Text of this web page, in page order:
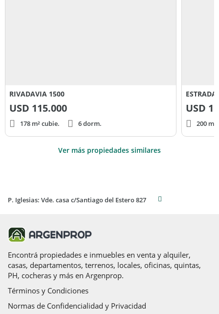
RIVADAVIA 1500
USD 115.000
178 m² cubie. 6 dorm.
USD
200
Ver más propiedades similares
P. Iglesias: Vde. casa c/Santiago del Estero 827
Encontrá propiedades e inmuebles en venta y alquiler,
casas, departamentos, terrenos, locales, oficinas, quintas,
PH, cocheras y más en Argenprop.
Términos y Condiciones
Normas de Confidencialidad y Privacidad